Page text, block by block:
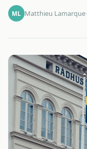
ML Matthieu Lamarque·